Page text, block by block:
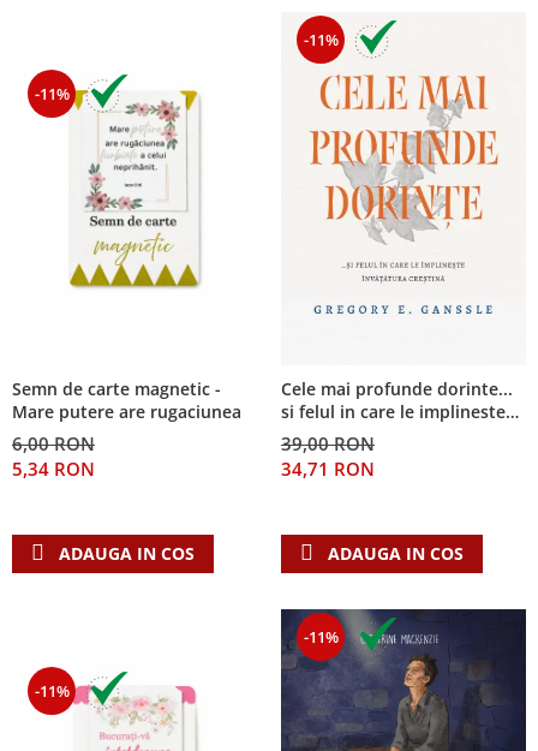
-11%
Semn de carte magnetic -
Mare putere are rugaciunea
6,00 RON
5,34 RON
ADAUGA IN COS
-11%
Cele mai profunde dorinte...
si felul in care le implineste
invatatura crestina
39,00 RON
34,71 RON
ADAUGA IN COS
-11%
-11%